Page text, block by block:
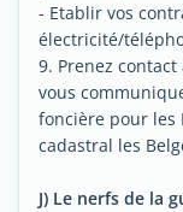
- Etablir vos
électricité/
9. Prenez
vous
foncière pour les
cadastral les
J) Le nerfs de la